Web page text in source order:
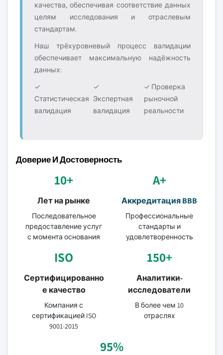
качества, обеспечивая соответствие данных
целям исследования и отраслевым
стандартам.
Наш трёхуровневый процесс валидации
обеспечивает максимальную надёжность
данных:
✓
Статистическая
валидация
✓
Экспертная
валидация
✓ Проверка
рыночной
реальности
Доверие И Достоверность
10+
Лет на рынке
Последовательное
предоставление услуг
с момента основания
A+
Аккредитация BBB
Профессиональные
стандарты и
удовлетворенность
ISO
Сертифицированно
е качество
Компания с
сертификацией ISO
9001-2015
150+
Аналитики-
исследователи
В более чем 10
отраслях
95%